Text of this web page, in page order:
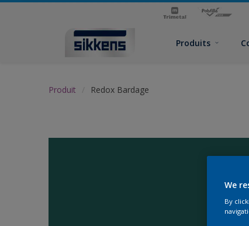
Produits
Produit Redox Bardage
We
By